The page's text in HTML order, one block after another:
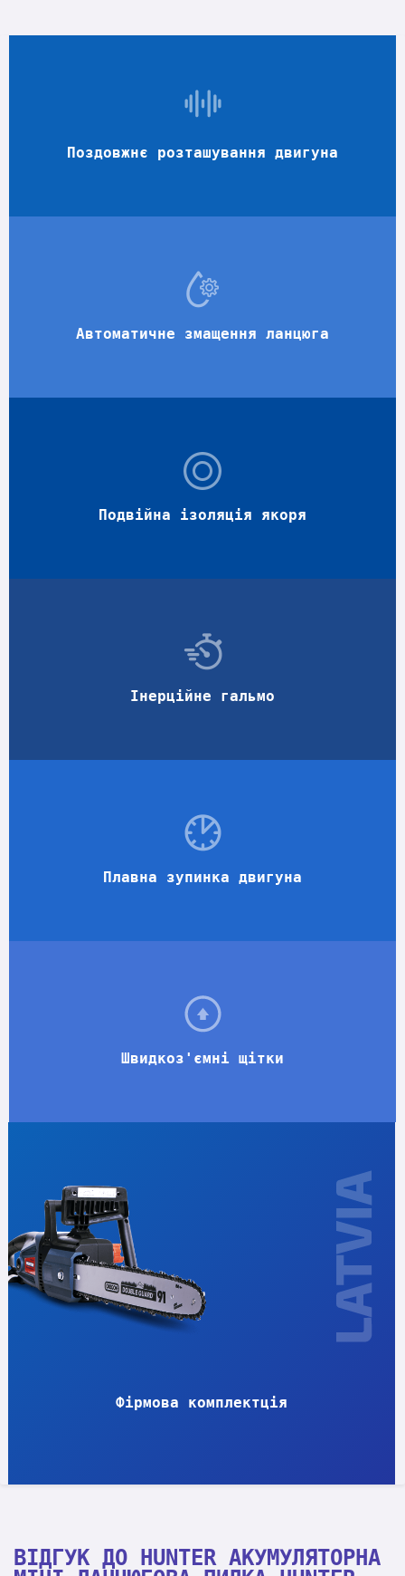
Поздовжнє розташування двигуна
Автоматичне змащення ланцюга
Подвійна ізоляція якоря
Інерційне гальмо
Плавна зупинка двигуна
Швидкоз'ємні щітки
Фірмова комплектція
ВІДГУК ДО HUNTER АКУМУЛЯТОРНА